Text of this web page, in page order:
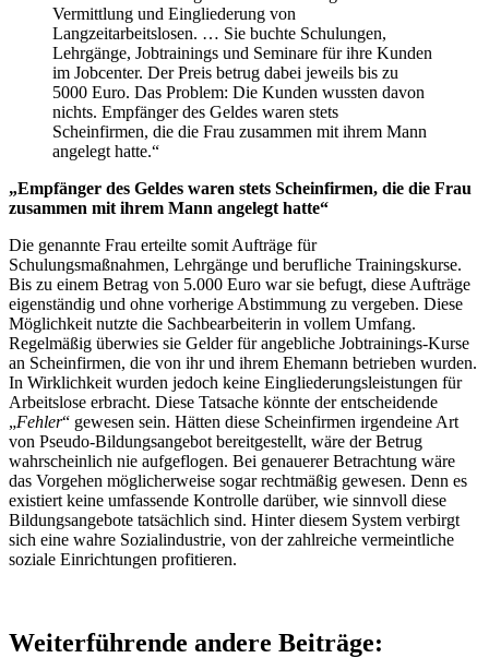
Vermittlung und Eingliederung von
Langzeitarbeitslosen. … Sie buchte Schulungen,
Lehrgänge, Jobtrainings und Seminare für ihre Kunden
im Jobcenter. Der Preis betrug dabei jeweils bis zu
5000 Euro. Das Problem: Die Kunden wussten davon
nichts. Empfänger des Geldes waren stets
Scheinfirmen, die die Frau zusammen mit ihrem Mann
angelegt hatte.“
„Empfänger des Geldes waren stets Scheinfirmen, die die Frau
zusammen mit ihrem Mann angelegt hatte“
Die genannte Frau erteilte somit Aufträge für
Schulungsmaßnahmen, Lehrgänge und berufliche Trainingskurse.
Bis zu einem Betrag von 5.000 Euro war sie befugt, diese Aufträge
eigenständig und ohne vorherige Abstimmung zu vergeben. Diese
Möglichkeit nutzte die Sachbearbeiterin in vollem Umfang.
Regelmäßig überwies sie Gelder für angebliche Jobtrainings-Kurse
an Scheinfirmen, die von ihr und ihrem Ehemann betrieben wurden.
In Wirklichkeit wurden jedoch keine Eingliederungsleistungen für
Arbeitslose erbracht. Diese Tatsache könnte der entscheidende
„Fehler“ gewesen sein. Hätten diese Scheinfirmen irgendeine Art
von Pseudo-Bildungsangebot bereitgestellt, wäre der Betrug
wahrscheinlich nie aufgeflogen. Bei genauerer Betrachtung wäre
das Vorgehen möglicherweise sogar rechtmäßig gewesen. Denn es
existiert keine umfassende Kontrolle darüber, wie sinnvoll diese
Bildungsangebote tatsächlich sind. Hinter diesem System verbirgt
sich eine wahre Sozialindustrie, von der zahlreiche vermeintliche
soziale Einrichtungen profitieren.
Weiterführende andere Beiträge: